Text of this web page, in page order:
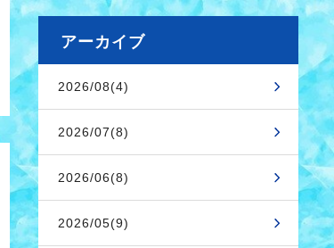
アーカイブ
2026/08(4)
2026/07(8)
2026/06(8)
2026/05(9)